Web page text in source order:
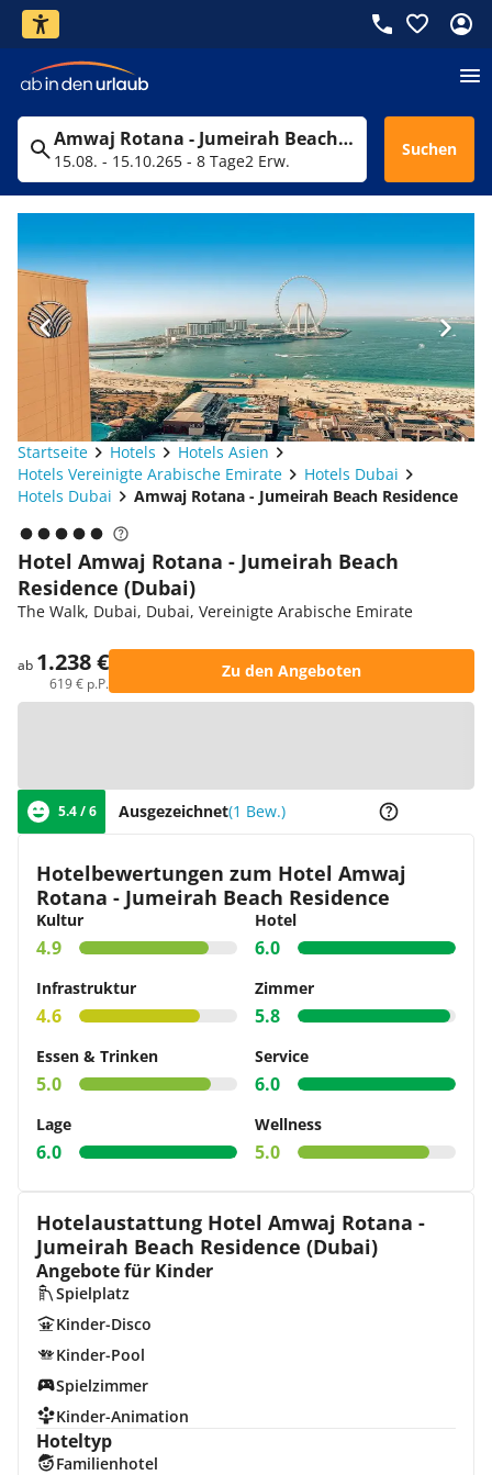
Amwaj Rotana - Jumeirah Beach Residence
15.08. - 15.10.265 - 8 Tage2 Erw.
Suchen
Startseite Hotels
Hotels Asien
Hotels Vereinigte Arabische Emirate
Hotels Dubai
Hotels Dubai
Amwaj Rotana - Jumeirah Beach Residence
Hotel Amwaj Rotana - Jumeirah Beach
Residence (Dubai)
The Walk, Dubai, Dubai, Vereinigte Arabische Emirate
ab 1.238 €
619 € p.P.
Zu den Angeboten
5.4 / 6 Ausgezeichnet(1 Bew.)
Hotelbewertungen zum Hotel Amwaj
Rotana - Jumeirah Beach Residence
Kultur
4.9
Hotel
6.0
Infrastruktur
4.6
Zimmer
5.8
Essen & Trinken
5.0
Service
6.0
Lage
6.0
Wellness
5.0
Hotelaustattung Hotel Amwaj Rotana -
Jumeirah Beach Residence (Dubai)
Angebote für Kinder
Spielplatz
Kinder-Disco
Kinder-Pool
Spielzimmer
Kinder-Animation
Hoteltyp
Familienhotel